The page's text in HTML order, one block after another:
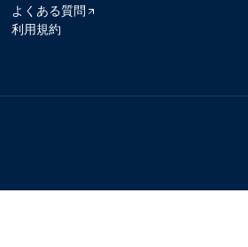
よくある質問
利用規約